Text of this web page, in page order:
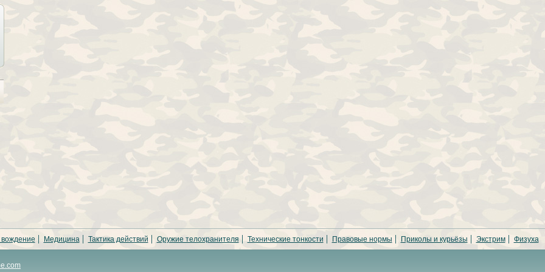
Медицина Тактика действий Оружие телохранителя Технические тонкости Правовые нормы Приколы и курьёзы Экстрим Физуха